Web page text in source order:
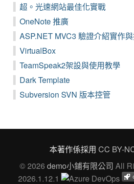
超。光速網站最佳化實戰
OneNote 推廣
ASP.NET MVC3 驗證介紹實作
VirtualBox
TeamSpeak2架設與使用教學
Dark Template
Subversion SVN 版本控管
本著作係採用 CC BY-
© 2026 demo小鋪有限公司 All
2026.1.12.1